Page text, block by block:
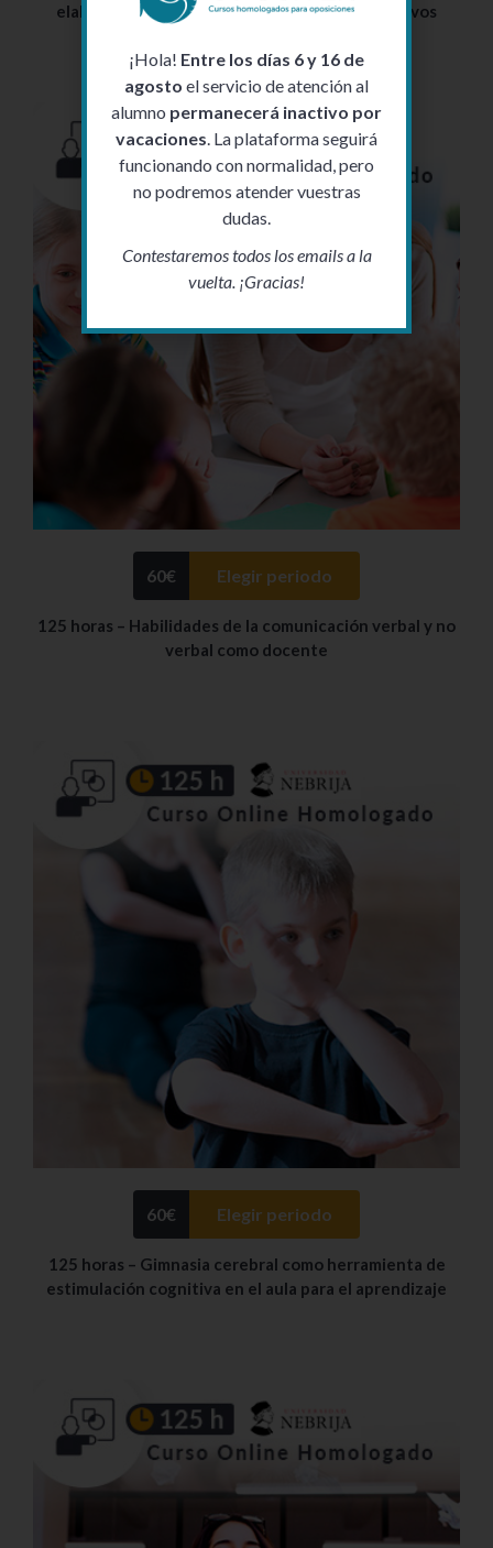
elaboración de materiales didácticos interactivos
60€ Elegir periodo
125 horas – Habilidades de la comunicación verbal y no
verbal como docente
60€ Elegir periodo
125 horas – Gimnasia cerebral como herramienta de
estimulación cognitiva en el aula para el aprendizaje
¡Hola! Entre los días 6 y 16 de
agosto el servicio de atención al
alumno permanecerá inactivo por
vacaciones . La plataforma seguirá
funcionando con normalidad, pero
no podremos atender vuestras
dudas.
Contestaremos todos los emails a la
vuelta. ¡Gracias!